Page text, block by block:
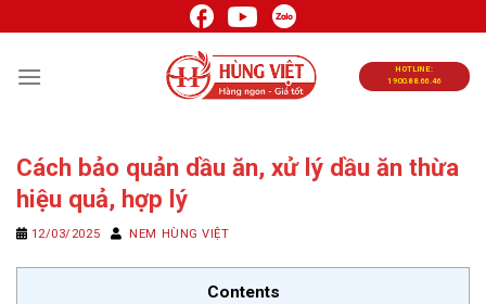
đến
nội
HOTLINE:
1900.88.66.46
Cách bảo quản dầu ăn, xử lý dầu ăn thừa
hiệu quả, hợp lý
12/03/2025 NEM HÙNG VIỆT
Contents